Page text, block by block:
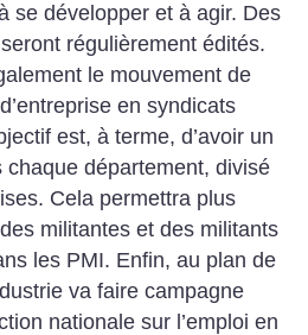
se développer et à agir. Des
régulièrement édités.
le mouvement de
en syndicats
est, à terme, d’avoir un
département, divisé
Cela permettra plus
militantes et des militants
les PMI. Enfin, au plan de
va faire campagne
nationale sur l’emploi en